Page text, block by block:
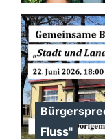
Fluss"